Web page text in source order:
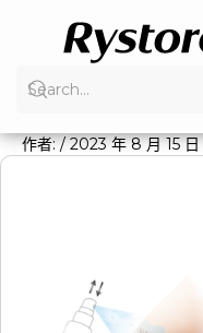
容
作者:/2023 年 8 月 15 日